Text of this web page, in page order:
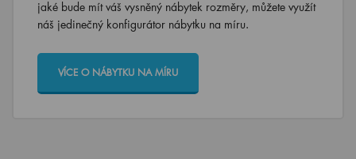
jaké bude mít váš vysněný nábytek rozměry, můžete využít
náš jedinečný konfigurátor nábytku na míru.
VÍCE O NÁBYTKU NA MÍRU